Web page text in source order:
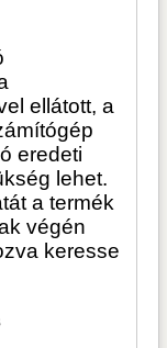
ellátott, a
eredeti
lehet.
a termék
végén
keresse